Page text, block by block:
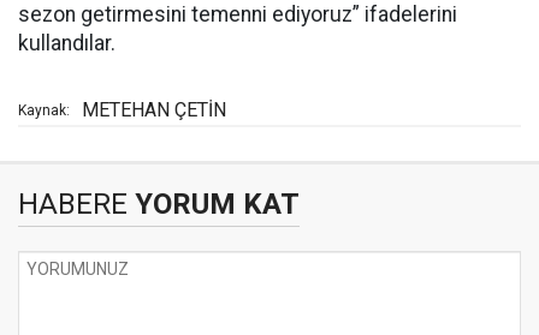
sezon getirmesini temenni ediyoruz” ifadelerini
kullandılar.
Kaynak: METEHAN ÇETİN
HABERE YORUM KAT